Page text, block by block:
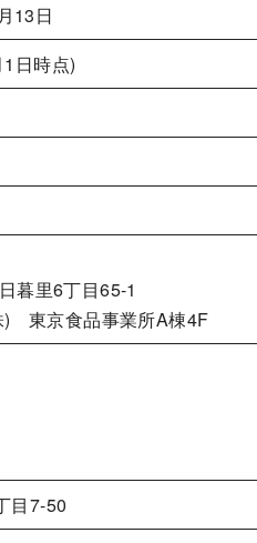
13日
日時点)
暮里6丁目65-1
) 東京食品事業所A棟4F
目7-50